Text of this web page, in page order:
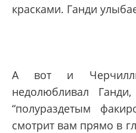
красками. Ганди
А вот и
недолюбливал
“полураздетым
смотрит вам прямо в